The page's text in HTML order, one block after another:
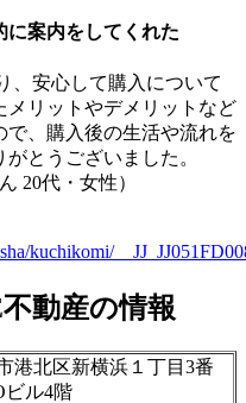
に案内をしてくれた
、安心して購入について
リットやデメリットなど
、購入後の生活や流れを
とうございました。
20代・女性）
kuchikomi/
動産の情報
港北区新横浜１丁目3番
ビル4階